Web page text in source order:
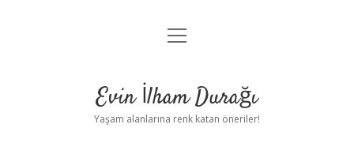
Anasayfa
Yasal Uyarı
menüyü
Evin İlham Durağı
Yaşam alanlarına renk katan öneriler!